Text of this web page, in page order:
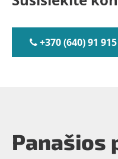
+370 (640) 91 915
Panašios